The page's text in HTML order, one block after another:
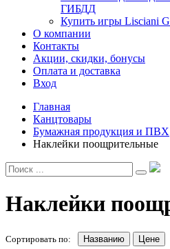
ГИБДД
Купить игры Lisciani
О компании
Контакты
Акции, скидки, бонусы
Оплата и доставка
Вход
Главная
Канцтовары
Бумажная продукция и ПВХ
Наклейки поощрительные
Наклейки
Сортировать по: Названию Цене